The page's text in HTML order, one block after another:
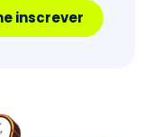
inscrever